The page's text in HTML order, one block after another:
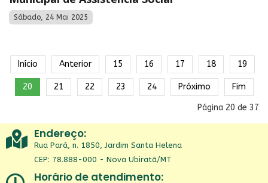
Sábado, 24 Mai 2025
Início Anterior 15 16 17 18 19
20 21 22 23 24 Próximo Fim
Página 20 de 37
Endereço:
Rua Pará, n. 1850, Jardim Santa Helena
CEP: 78.888-000 - Nova Ubiratã/MT
Horário de atendimento: